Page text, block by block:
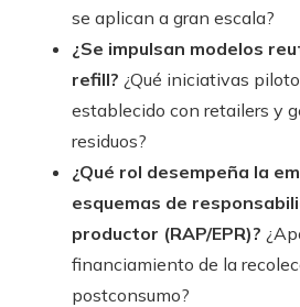
se aplican a gran escala?
¿Se impulsan modelos
refill? ¿Qué iniciativas
establecido con retailers y
residuos?
¿Qué rol desempeña la
esquemas de
productor (RAP/EPR)?
financiamiento de la
postconsumo?